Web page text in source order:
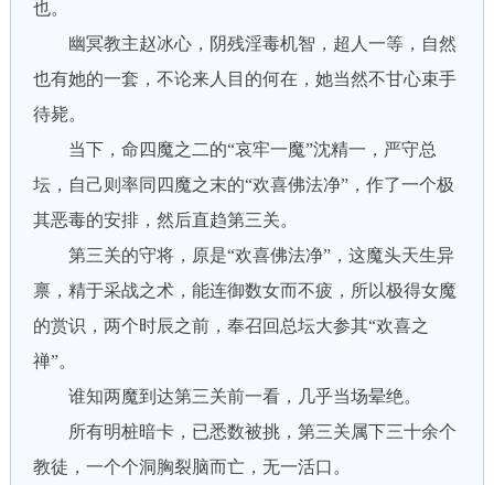
也。
幽冥教主赵冰心，阴残淫毒机智，超人一等，自然
也有她的一套，不论来人目的何在，她当然不甘心束手
待毙。
当下，命四魔之二的“哀牢一魔”沈精一，严守总
坛，自己则率同四魔之末的“欢喜佛法净”，作了一个极
其恶毒的安排，然后直趋第三关。
第三关的守将，原是“欢喜佛法净”，这魔头天生异
禀，精于采战之术，能连御数女而不疲，所以极得女魔
的赏识，两个时辰之前，奉召回总坛大参其“欢喜之
禅”。
谁知两魔到达第三关前一看，几乎当场晕绝。
所有明桩暗卡，已悉数被挑，第三关属下三十余个
教徒，一个个洞胸裂脑而亡，无一活口。